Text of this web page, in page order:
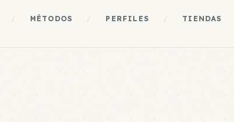
MÉTODOS PERFILES TIENDAS